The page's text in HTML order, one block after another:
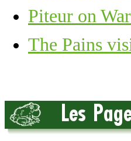
Piteur on
The Pains